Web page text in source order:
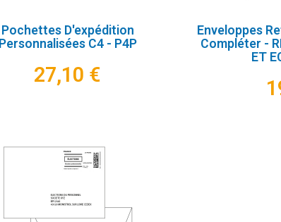
Pochettes D'expédition
Personnalisées C4 - P4P
27,10 €
Enveloppes
Compléter -
ET